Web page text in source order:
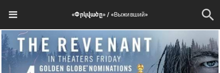
«Փրկվածը» / «Выживший»